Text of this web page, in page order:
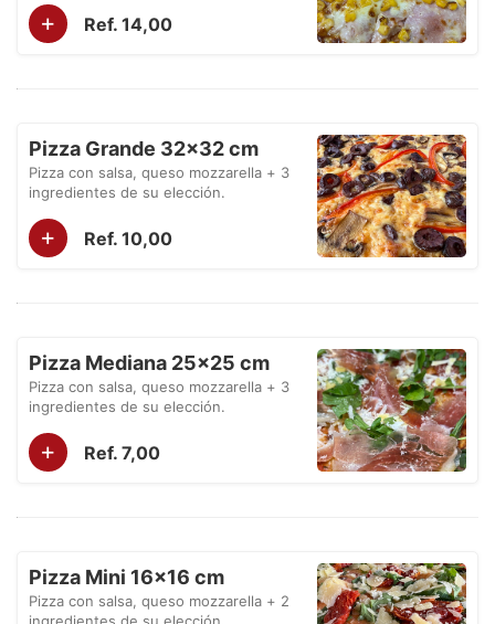
+ Ref. 14,00
Pizza Grande 32×32 cm
Pizza con salsa, queso mozzarella + 3
ingredientes de su elección.
+ Ref. 10,00
Pizza Mediana 25×25 cm
Pizza con salsa, queso mozzarella + 3
ingredientes de su elección.
+ Ref. 7,00
Pizza Mini 16×16 cm
Pizza con salsa, queso mozzarella + 2